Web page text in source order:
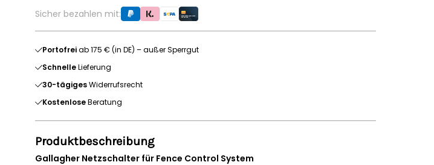
Sicher bezahlen mit:
Portofreiab 175 € (in DE) – außer Sperrgut
SchnelleLieferung
30-tägigesWiderrufsrecht
KostenloseBeratung
Produktbeschreibung
Gallagher Netzschalter für Fence Control System